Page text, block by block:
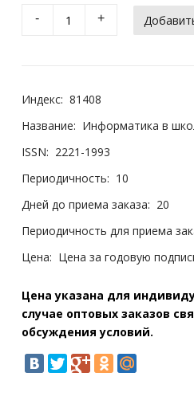
- +
Индекс: 81408
Название: Информатика в
ISSN: 2221-1993
Периодичность: 10
Дней до приема заказа: 20
Периодичность для приема
Цена: Цена за годовую
Цена указана для
случае оптовых заказов
обсуждения условий.